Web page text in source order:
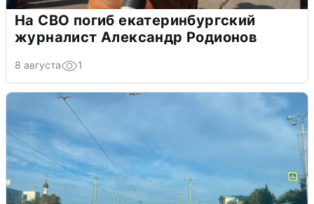
На СВО погиб екатеринбургский
журналист Александр Родионов
8 августа 1